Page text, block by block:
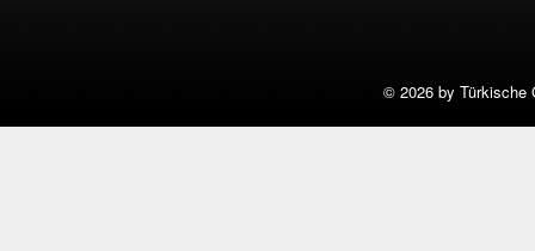
© 2026 by Türkische